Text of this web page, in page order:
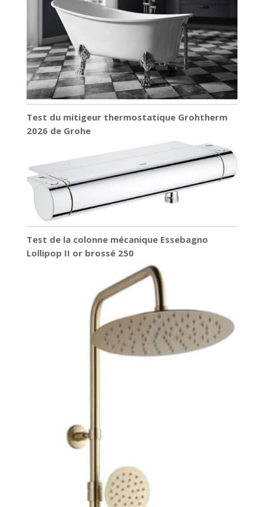
Test du mitigeur thermostatique Grohtherm
2026 de Grohe
Test de la colonne mécanique Essebagno
Lollipop II or brossé 250